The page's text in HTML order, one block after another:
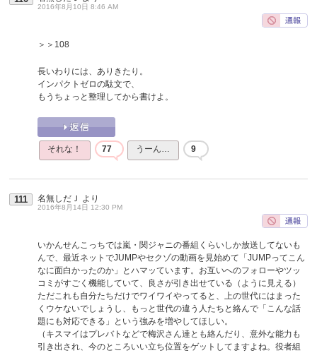
2016年8月10日 8:46 AM
＞＞108
長いわりには、ありきたり。
インパクトゼロの駄文で、
もうちょっと整理してから書けよ。
それな！ 77 うーん… 9
111 名無しだＪ より
2016年8月14日 12:30 PM
いかんせんこっちでは嵐・関ジャニの番組くらいしか放送してないも
んで、最近ネットでJUMPやセクゾの動画を見始めて「JUMPってこん
なに面白かったのか」とハマッています。お互いへのフォローやツッ
コミがすごく機能していて、良さが引き出せている（ように見える）
ただこれも自分たちだけでワイワイやってると、上の世代にはまった
くウケないでしょうし、もっと世代の違う人たちと絡んで「こんな話
題にも対応できる」という強みを増やしてほしい。
（キスマイはプレバトなどで梅沢さん達とも絡んだり、意外な能力も
引き出され、今のところいい立ち位置をゲットしてますよね。役者組